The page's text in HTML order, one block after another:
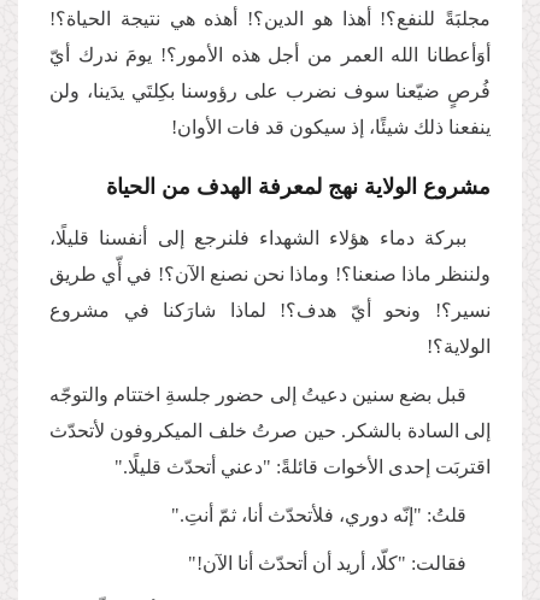
مجلبَةً للنفع؟! أهذا هو الدين؟! أهذه هي نتيجة الحياة؟!
أوَأعطانا الله العمر من أجل هذه الأمور؟! يومَ ندرك أيّ
فُرصٍ ضيّعنا سوف نضرب على رؤوسنا بكِلتَي يدَينا، ولن
ينفعنا ذلك شيئًا، إذ سيكون قد فات الأوان!
مشروع الولاية نهج لمعرفة الهدف من الحياة
ببركة دماء هؤلاء الشهداء فلنرجع إلى أنفسنا قليلًا،
ولننظر ماذا صنعنا؟! وماذا نحن نصنع الآن؟! في أّي طريق
نسير؟! ونحو أيّ هدف؟! لماذا شارَكنا في مشروع
الولاية؟!
قبل بضع سنين دعيتُ إلى حضور جلسةِ اختتام والتوجّه
إلى السادة بالشكر. حين صرتُ خلف الميكروفون لأتحدّث
اقتربَت إحدى الأخوات قائلةً: "دعني أتحدّث قليلًا."
قلتُ: "إنّه دوري، فلأتحدّث أنا، ثمّ أنتِ."
فقالت: "كلّا، أريد أن أتحدّث أنا الآن!"